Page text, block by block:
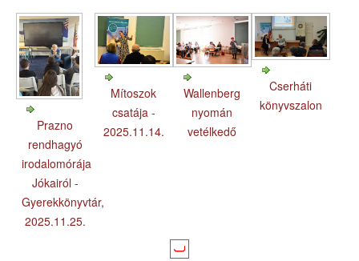
Prazno
rendhagyó
irodalomórája
Jókairól -
Gyerekkönyvtár,
2025.11.25.
Mítoszok
csatája -
2025.11.14.
Wallenberg
nyomán
vetélkedő
Cserháti
könyvszalon